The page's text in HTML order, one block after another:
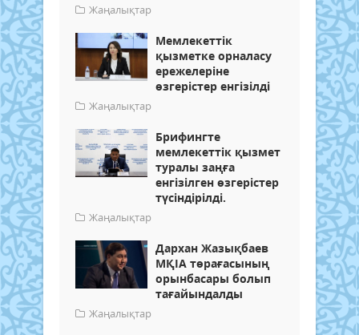
Жаңалықтар
Мемлекеттік
қызметке орналасу
ережелеріне
өзгерістер енгізілді
Жаңалықтар
Брифингте
мемлекеттік қызмет
туралы заңға
енгізілген өзгерістер
түсіндірілді.
Жаңалықтар
Дархан Жазықбаев
МҚІА төрағасының
орынбасары болып
тағайындалды
Жаңалықтар